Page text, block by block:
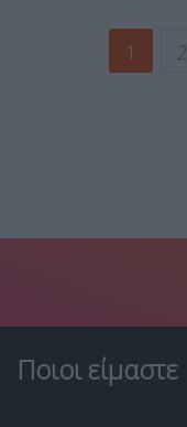
1 2
Ποιοι είμαστε